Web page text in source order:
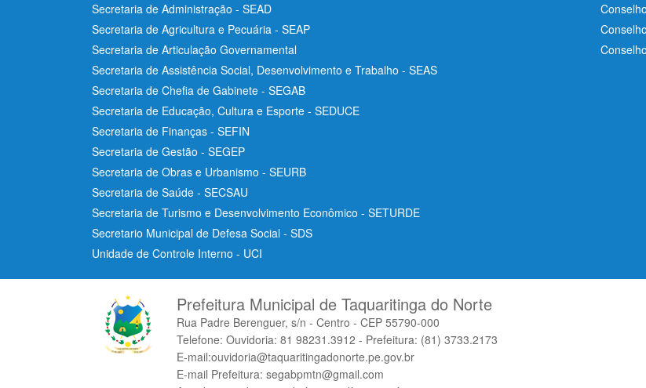
Secretaria de Administração - SEAD
Secretaria de Agricultura e Pecuária - SEAP
Secretaria de Articulação Governamental
Secretaria de Assistência Social, Desenvolvimento e Trabalho - SEAS
Secretaria de Chefia de Gabinete - SEGAB
Secretaria de Educação, Cultura e Esporte - SEDUCE
Secretaria de Finanças - SEFIN
Secretaria de Gestão - SEGEP
Secretaria de Obras e Urbanismo - SEURB
Secretaria de Saúde - SECSAU
Secretaria de Turismo e Desenvolvimento Econômico - SETURDE
Secretario Municipal de Defesa Social - SDS
Unidade de Controle Interno - UCI
Prefeitura Municipal de Taquaritinga do Norte
Rua Padre Berenguer, s/n - Centro - CEP 55790-000
Telefone: Ouvidoria: 81 98231.3912 - Prefeitura: (81) 3733.2173
E-mail:ouvidoria@taquaritingadonorte.pe.gov.br
E-mail Prefeitura: segabpmtn@gmail.com